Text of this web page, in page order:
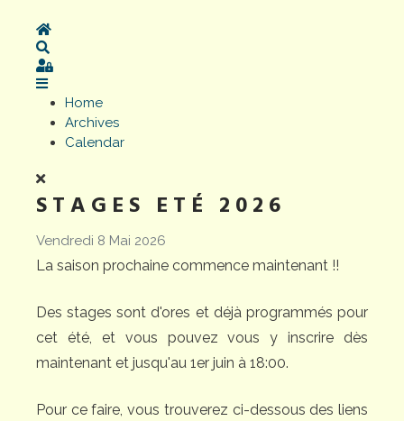
Home
Sign In
Home
Archives
Calendar
STAGES ETÉ 2026
Vendredi 8 Mai 2026
La saison prochaine commence maintenant !!
Des stages sont d'ores et déjà programmés pour
cet été, et vous pouvez vous y inscrire dès
maintenant et jusqu'au 1er juin à 18:00.
Pour ce faire, vous trouverez ci-dessous des liens